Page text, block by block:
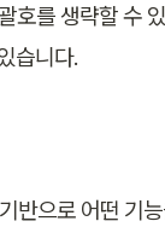
호를 생략할 수
습니다.
으로 어떤 기능